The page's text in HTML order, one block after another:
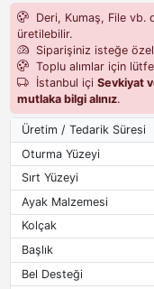
Deri, Kumaş, File vb.
üretilebilir.
Siparişiniz isteğe
Toplu alımlar için
İstanbul içi Sevkiyat
mutlaka bilgi alınız.
Üretim / Tedarik Süresi
Oturma Yüzeyi
Sırt Yüzeyi
Ayak Malzemesi
Kolçak
Başlık
Bel Desteği